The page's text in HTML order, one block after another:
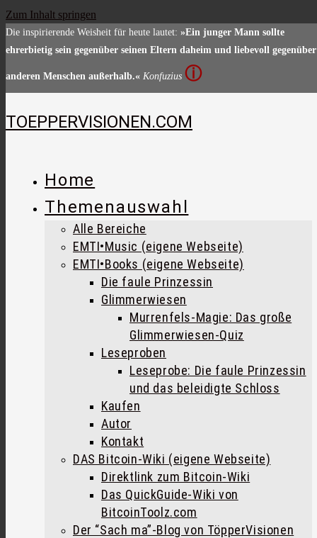
Zum Inhalt springen
Die inspirierende Weisheit für heute lautet: »Ein junger Mann sollte
ehrerbietig sein gegenüber seinen Eltern daheim und liebevoll gegenüber
anderen Menschen außerhalb.« Konfuzius ⓘ
TOEPPERVISIONEN.COM
Home
Themenauswahl
Alle Bereiche
EMTI•Music (eigene Webseite)
EMTI•Books (eigene Webseite)
Die faule Prinzessin
Glimmerwiesen
Murrenfels-Magie: Das große
Glimmerwiesen-Quiz
Leseproben
Leseprobe: Die faule Prinzessin
und das beleidigte Schloss
Kaufen
Autor
Kontakt
DAS Bitcoin-Wiki (eigene Webseite)
Direktlink zum Bitcoin-Wiki
Das QuickGuide-Wiki von
BitcoinToolz.com
Der “Sach ma”-Blog von TöpperVisionen